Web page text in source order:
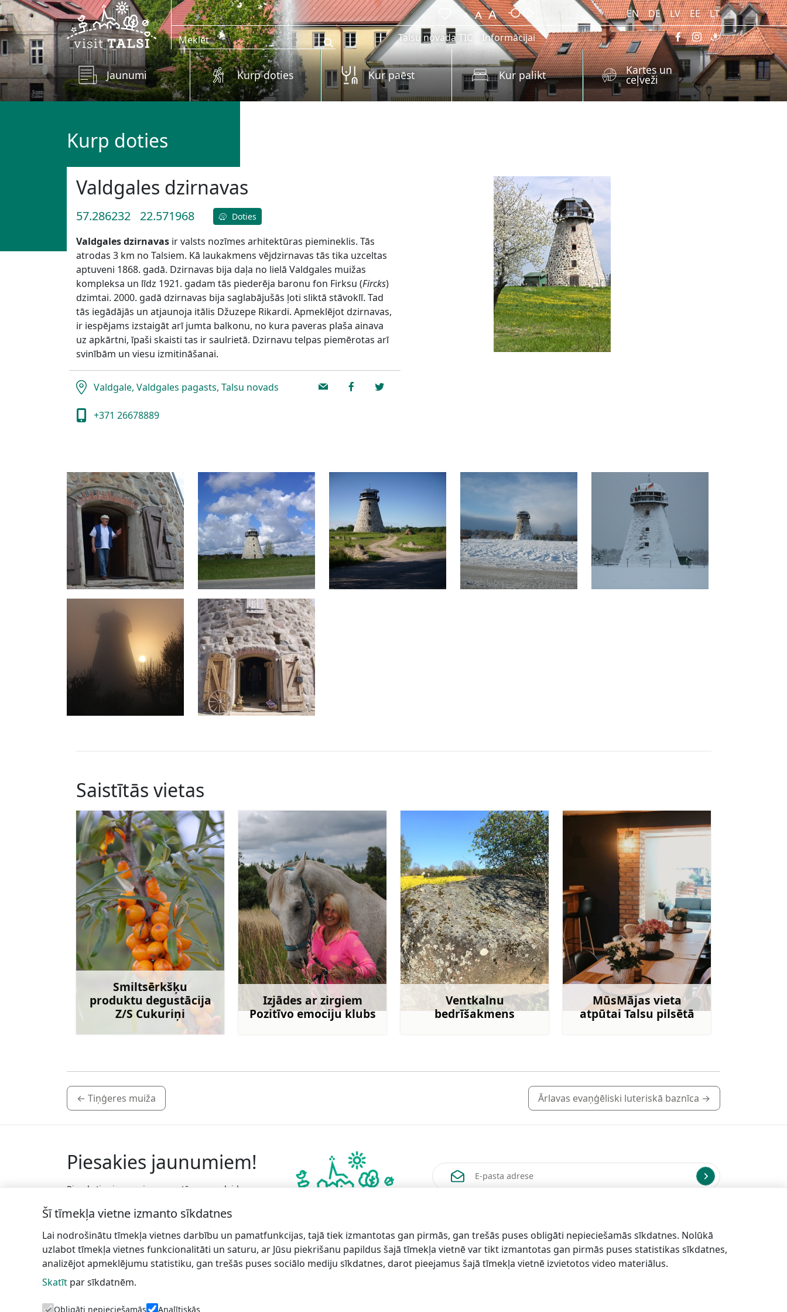
Skip to main content
EN DE LV EE
LT
Talsu novada TIC
Informācijai
Jaunumi Kurp doties Kur paēst Kur palikt Kartes un
ceļveži
Kurp doties
Valdgales dzirnavas
57.286232 22.571968 Doties
Valdgales dzirnavas ir valsts nozīmes arhitektūras piemineklis. Tās
atrodas 3 km no Talsiem. Kā laukakmens vējdzirnavas tās tika uzceltas
aptuveni 1868. gadā. Dzirnavas bija daļa no lielā Valdgales muižas
kompleksa un līdz 1921. gadam tās piederēja baronu fon Firksu (Fircks)
dzimtai. 2000. gadā dzirnavas bija saglabājušās ļoti sliktā stāvoklī. Tad
tās iegādājās un atjaunoja itālis Džuzepe Rikardi. Apmeklējot dzirnavas,
ir iespējams izstaigāt arī jumta balkonu, no kura paveras plaša ainava
uz apkārtni, īpaši skaisti tas ir saulrietā. Dzirnavu telpas piemērotas arī
svinībām un viesu izmitināšanai.
Valdgale, Valdgales pagasts, Talsu novads
+371 26678889
Saistītās vietas
Smiltsērkšķu
produktu degustācija
Z/S Cukuriņi
Uzzināt vairāk
Izjādes ar zirgiem
Pozitīvo emociju klubs
Uzzināt vairāk
Ventkalnu
bedrīšakmens
MūsMājas vieta
atpūtai Talsu pilsētā
Uzzināt vairāk
← Tiņģeres muiža Ārlavas evaņģēliski luteriskā baznīca →
Piesakies jaunumiem!
Pieraksties jaunumiem e-pastā un nepalaid
Šī tīmekļa vietne izmanto sīkdatnes
Lai nodrošinātu tīmekļa vietnes darbību un pamatfunkcijas, tajā tiek izmantotas gan pirmās, gan trešās puses obligāti nepieciešamās sīkdatnes. Nolūkā
uzlabot tīmekļa vietnes funkcionalitāti un saturu, ar Jūsu piekrišanu papildus šajā tīmekļa vietnē var tikt izmantotas gan pirmās puses statistikas sīkdatnes,
analizējot apmeklējumu statistiku, gan trešās puses sociālo mediju sīkdatnes, darot pieejamus šajā tīmekļa vietnē izvietotos video materiālus.
Skatīt par sīkdatnēm.
Obligāti nepieciešamās Analītiskās